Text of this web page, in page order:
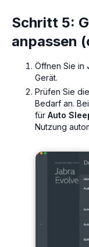
Schritt 5:
anpassen
Öffnen Sie in
Gerät.
Prüfen Sie
Bedarf an.
für Auto
Nutzung